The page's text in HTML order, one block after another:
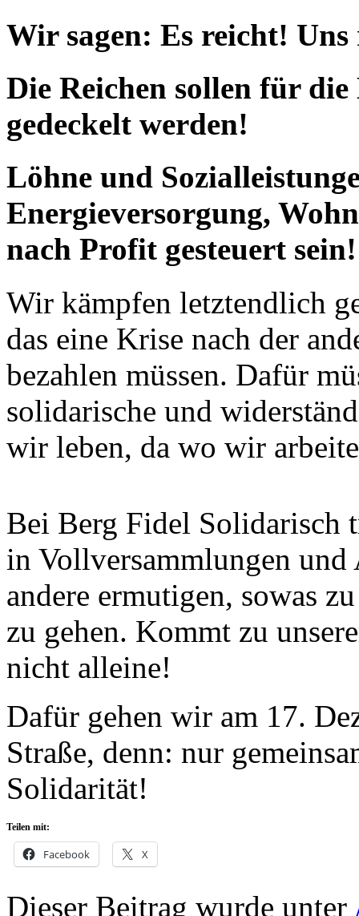
Wir sagen: Es reicht! Uns
Die Reichen sollen für
gedeckelt werden!
Löhne und
Energieversorgung,
nach Profit gesteuert sein!
Wir kämpfen letztendlich
das eine Krise nach der
bezahlen müssen. Dafür
solidarische und
wir leben, da wo wir
Bei Berg Fidel Solidarisch
in Vollversammlungen
andere ermutigen, sowas
zu gehen. Kommt zu
nicht alleine!
Dafür gehen wir am 17.
Straße, denn: nur
Solidarität!
Teilen mit:
Facebook X
Dieser Beitrag wurde unter